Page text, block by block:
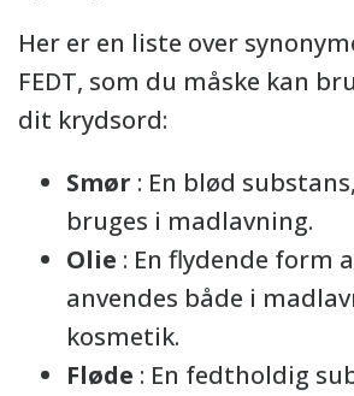
Her er en liste over
FEDT, som du måske kan
dit krydsord:
Smør : En blød
bruges i madlavning.
Olie : En flydende form
anvendes både i
kosmetik.
Fløde : En fedtholdig